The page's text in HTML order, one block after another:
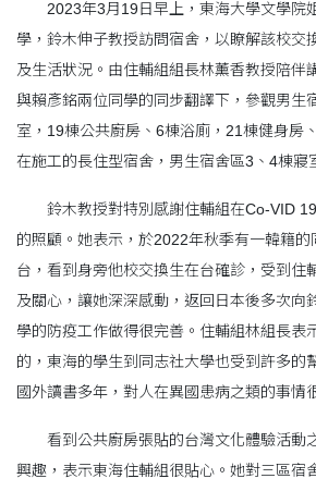
2023年3月19日早上，東海大學文學院
學，鈴木伸子教授訪問宿舍，以瞭解該校交
及生活狀況。由住輔組組長林薰香教授陪伴
與賴彥銘兩位同學的同步翻譯下，參觀男生
室，19棟公共廚房、6棟浴廁，21棟健身房
在施工的長住型宿舍，男生宿舍區3、4棟寢
鈴木教授對特別感謝住輔組在Co-VID 19
的照顧。她表示，於2022年秋季有一韓籍的
台，看到身旁他校交換生在台確診，受到住
及關心，讓她深深感動，返回日本後多次向
學的防疫工作做得很完善。住輔組林組長表
的，東海的學生到同志社大學也受到許多的
國外讀書多年，對人在異國患病之類的事情
看到公共廚房張貼的台灣文化體驗活動
興趣，表示東海住輔組很貼心。她對三區宿